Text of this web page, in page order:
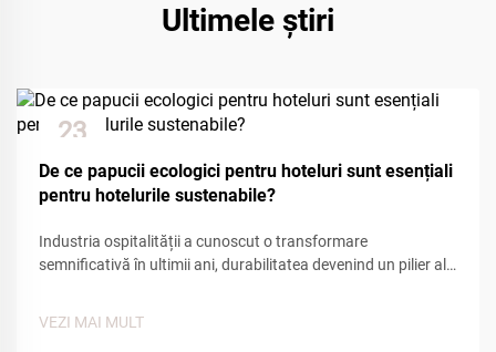
Ultimele știri
23
De ce papucii ecologici pentru hoteluri sunt esențiali
pentru hotelurile sustenabile?
Industria ospitalității a cunoscut o transformare
semnificativă în ultimii ani, durabilitatea devenind un pilier al
VEZI MAI MULT